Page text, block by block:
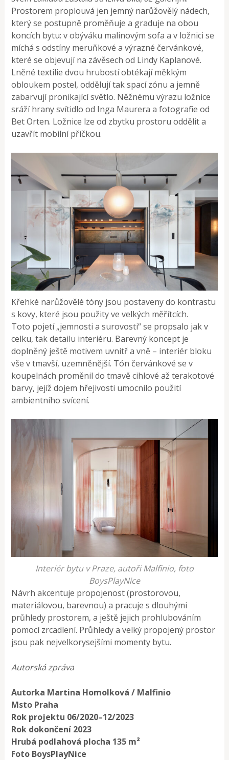
Prostorem proplouvá jen jemný narůžovělý nádech,
který se postupně proměňuje a graduje na obou
koncích bytu: v obýváku malinovým sofa a v ložnici se
míchá s odstíny meruňkové a výrazné červánkové,
které se objevují na závěsech od Lindy Kaplanové.
Lněné textilie dvou hrubostí obtékají měkkým
obloukem postel, oddělují tak spací zónu a jemně
zabarvují pronikající světlo. Něžnému výrazu ložnice
sráží hrany svítidlo od Inga Maurera a fotografie od
Bet Orten. Ložnice lze od zbytku prostoru oddělit a
uzavřít mobilní příčkou.
Křehké narůžovělé tóny jsou postaveny do kontrastu
s kovy, které jsou použity ve velkých měřítcích.
Toto pojetí „jemnosti a surovosti“ se propsalo jak v
celku, tak detailu interiéru. Barevný koncept je
doplněný ještě motivem uvnitř a vně – interiér bloku
vše v tmavší, uzemněnější. Tón červánkové se v
koupelnách proměnil do tmavě cihlové až terakotové
barvy, jejíž dojem hřejivosti umocnilo použití
ambientního svícení.
Interiér bytu v Praze, autoři Malfinio, foto
BoysPlayNice
Návrh akcentuje propojenost (prostorovou,
materiálovou, barevnou) a pracuje s dlouhými
průhledy prostorem, a ještě jejich prohlubováním
pomocí zrcadlení. Průhledy a velký propojený prostor
jsou pak nejvelkorysejšími momenty bytu.
Autorská zpráva
Autorka Martina Homolková / Malfinio
Msto Praha
Rok projektu 06/2020–12/2023
Rok dokončení 2023
Hrubá podlahová plocha 135 m²
Foto BoysPlayNice